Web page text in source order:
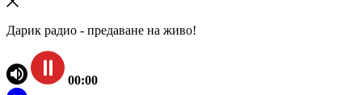
Дарик радио - предаване на живо!
00:00